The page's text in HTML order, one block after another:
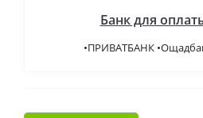
Банк для
•ПРИВАТБАНК